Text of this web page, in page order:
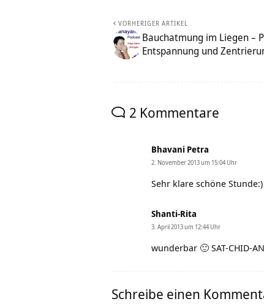
VORHERIGER ARTIKEL
Bauchatmung im Liegen –
Entspannung und
2 Kommentare
Bhavani Petra
2. November 2013 um 15:04 Uhr
Sehr klare schöne
Shanti-Rita
3. April 2013 um 12:44 Uhr
wunderbar 🙂 SAT-CHID-
Schreibe einen